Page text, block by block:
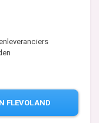
FLEVOLAND